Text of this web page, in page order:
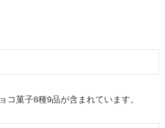
菓子8種9品が含まれています。